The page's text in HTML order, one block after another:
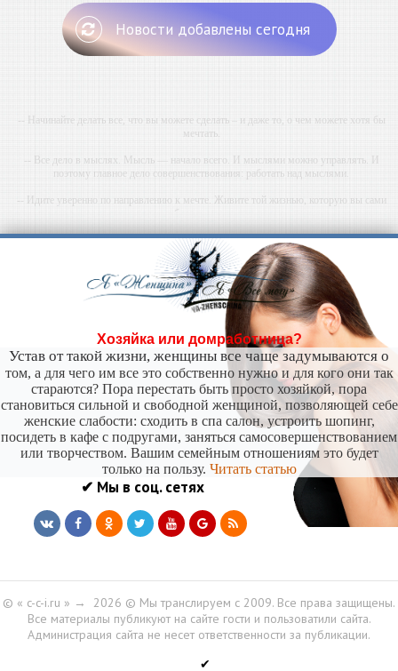
Новости добавлены сегодня
-- Начинайте делать все, что вы можете сделать – и даже то, о чем можете хотя бы
мечтать.
-- Все дело в мыслях. Мысль — начало всего. И мыслями можно управлять. И
поэтому главное дело совершенствования: работать над мыслями.
-- Идите уверенно по направлению к мечте. Живите той жизнью, которую вы сами
-- Самое большое богатство — это ум. Самая большая нищета — глупость. Из всех
страхов самый пугающий — самолюбование.
-- Лучшее, что можно сделать с хорошим советом, это пропустить его мимо ушей. Он
никогда не бывает полезен никому, кроме того, кто его дал.
-- Люблю давать советы и очень не люблю, когда их дают мне.
Хозяйка или домработница?
Устав от такой жизни, женщины все чаще задумываются о
том, а для чего им все это собственно нужно и для кого они так
стараются? Пора перестать быть просто хозяйкой, пора
становиться сильной и свободной женщиной, позволяющей себе
женские слабости: сходить в спа салон, устроить шопинг,
посидеть в кафе с подругами, заняться самосовершенствованием
или творчеством. Вашим семейным отношениям это будет
только на пользу. Читать статью
✔ Мы в соц. сетях
© « c-c-i.ru » → 2026 © Мы транслируем с 2009. Все права защищены.
Все материалы публикуют на сайте гости и пользоватили сайта.
Администрация сайта не несет ответственности за публикации.
✔